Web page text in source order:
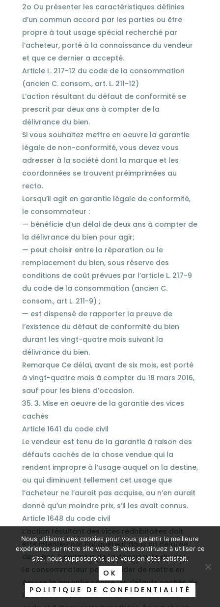
2o Ou présenter les caractéristiques définies
d’un commun accord par les parties ou être
propre à tout usage spécial recherché par
l’acheteur, porté à la connaissance du vendeur
et que ce dernier a accepté.
Article L. 217-12 du code de la consommation
(ancien C. consom., art. L. 211-12)
L’action résultant du défaut de conformité se
prescrit par deux ans à compter de la
délivrance du bien.
Si vous souhaitez mettre en oeuvre la garantie
légale de non-conformité, vous devez vous
adresser à la société dont la marque et les
coordonnées se trouvent préimprimées au
recto.
Lorsqu’il agit en garantie légale de conformité,
le consommateur :
— bénéficie d’un délai de deux ans à compter de
la délivrance du bien pour agir;
— peut choisir entre la réparation ou le
remplacement du bien, sous réserve des
conditions de coût prévues par l’article L. 217-9
du code de la consommation (ancien C.
consom., art L. 211-9) ;
— est dispensé de rapporter la preuve de
l’existence du défaut de conformité du bien
durant les vingt-quatre mois suivant la
délivrance du bien.
Remarque Ce délai, avant de six mois, est porté
à vingt-quatre mois à compter du 18 mars 2016,
sauf pour les biens d’occasion.
3. Mise en oeuvre de la garantie des vices
cachés
Article 1641 du code civil
Le vendeur est tenu de la garantie à raison des
défauts cachés de la chose vendue qui la
rendent impropre à l’usage auquel on la destine,
ou qui diminuent tellement cet usage que
l’acheteur ne l’aurait pas acquise, ou n’en aurait
donné qu’un moindre prix, s’il les avait connus.
Article 1648 du code civil
L’action résultant des vices rédhibitoires doit
être intentée par l’acquéreur dans un délai de
deux ans à compter de la découverte du vice.
Le consommateur peut décider de mettre en
oeuvre la garantie contre les défauts cachés de
la chose vendue au sens de l’article 1641 du
Nous utilisons des cookies pour vous garantir la meilleure
expérience sur notre site web. Si vous continuez à utiliser ce
site, nous supposerons que vous en êtes satisfait.
OK
POLITIQUE DE CONFIDENTIALITÉ